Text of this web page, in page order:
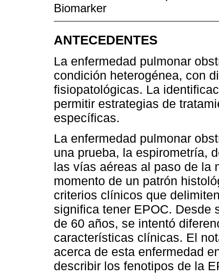
Biomarker
ANTECEDENTES
La enfermedad pulmonar
condición heterogénea, con
fisiopatológicas. La
permitir estrategias de
específicas.
La enfermedad pulmonar
una prueba, la espirometría,
las vías aéreas al paso de la
momento de un patrón
criterios clínicos que
significa tener EPOC. Desde
de 60 años, se intentó
características clínicas. El
acerca de esta enfermedad
describir los fenotipos de la